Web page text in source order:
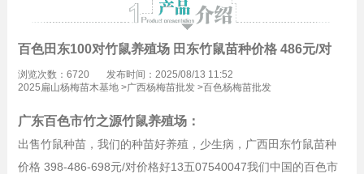
百色田东100对竹鼠养殖场 田东竹鼠苗种价格 486元/对
浏览次数：6720
发布时间：2025/08/13 11:52
2025扁山杨梅苗木基地>广西杨梅苗批发>百色杨梅苗批发
广东百色市竹之源竹鼠养殖场：
出售竹鼠种苗，我们的种苗好养殖，少生病，广西田东竹鼠苗种
价格 398-486-698元/对价格好13五07540047我们中国的百色市